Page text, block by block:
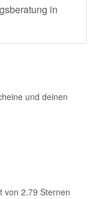
in
und deinen
von 2.79 Sternen